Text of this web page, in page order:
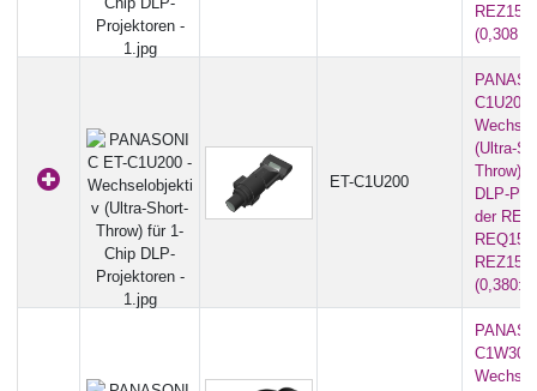
REZ15
(0,308 -
ET-C1U200
C1U200
(Ultra-
Throw)
DLP-
der
REQ15
REZ15
(0,380:1)
C1W300